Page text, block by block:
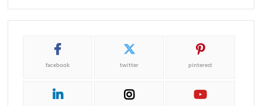
facebook twitter pinterest